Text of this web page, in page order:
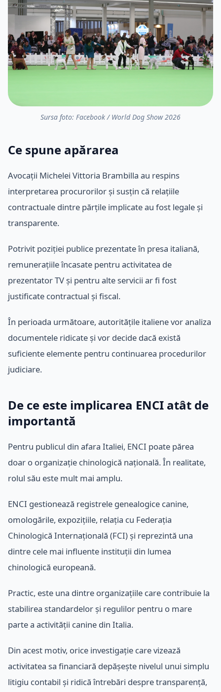
Sursa foto: Facebook / World Dog Show 2026
Ce spune apărarea
Avocații Michelei Vittoria Brambilla au respins
interpretarea procurorilor și susțin că relațiile
contractuale dintre părțile implicate au fost legale și
transparente.
Potrivit poziției publice prezentate în presa italiană,
remunerațiile încasate pentru activitatea de
prezentator TV și pentru alte servicii ar fi fost
justificate contractual și fiscal.
În perioada următoare, autoritățile italiene vor analiza
documentele ridicate și vor decide dacă există
suficiente elemente pentru continuarea procedurilor
judiciare.
De ce este implicarea ENCI atât de
importantă
Pentru publicul din afara Italiei, ENCI poate părea
doar o organizație chinologică națională. În realitate,
rolul său este mult mai amplu.
ENCI gestionează registrele genealogice canine,
omologările, expozițiile, relația cu Federația
Chinologică Internațională (FCI) și reprezintă una
dintre cele mai influente instituții din lumea
chinologică europeană.
Practic, este una dintre organizațiile care contribuie la
stabilirea standardelor și regulilor pentru o mare
parte a activității canine din Italia.
Din acest motiv, orice investigație care vizează
activitatea sa financiară depășește nivelul unui simplu
litigiu contabil și ridică întrebări despre transparență,